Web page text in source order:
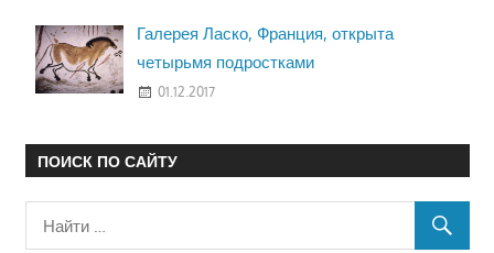
Галерея Ласко, Франция, открыта
четырьмя подростками
01.12.2017
ПОИСК ПО САЙТУ